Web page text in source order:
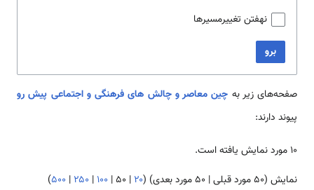
نهفتن تغییرمسیرها
برو
صفحه‌های زیر به چین معاصر و چالش های فرهنگی و اجتماعی پیش رو
پیوند دارند:
۱۰ مورد نمایش یافته است.
نمایش (۵۰ مورد قبلی | ۵۰ مورد بعدی ) (۲۰ | ۵۰| ۱۰۰ | ۲۵۰ | ۵۰۰)